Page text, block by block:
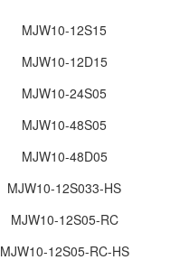
MJW10-12S15
MJW10-12D15
MJW10-24S05
MJW10-48S05
MJW10-48D05
MJW10-12S033-HS
MJW10-12S05-RC
MJW10-12S05-RC-HS